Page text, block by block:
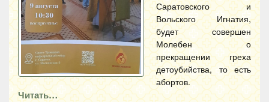
Саратовского и
Вольского Игнатия,
будет совершен
Молебен о
прекращении греха
детоубийства, то есть
абортов.
Читать…